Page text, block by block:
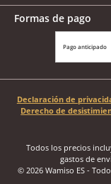
Formas de pago
Pago anticipado
Declaración de
Derecho de
Todos los precios
gastos de
© 2026 Wamiso ES -